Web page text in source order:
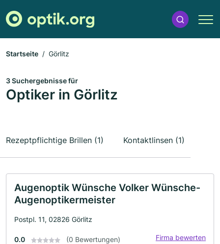
Startseite Görlitz
3 Suchergebnisse für
Optiker in Görlitz
Rezeptpflichtige Brillen (1) Kontaktlinsen (1)
Augenoptik Wünsche Volker Wünsche-
Augenoptikermeister
Postpl. 11, 02826 Görlitz
0.0 (0 Bewertungen) Firma bewerten